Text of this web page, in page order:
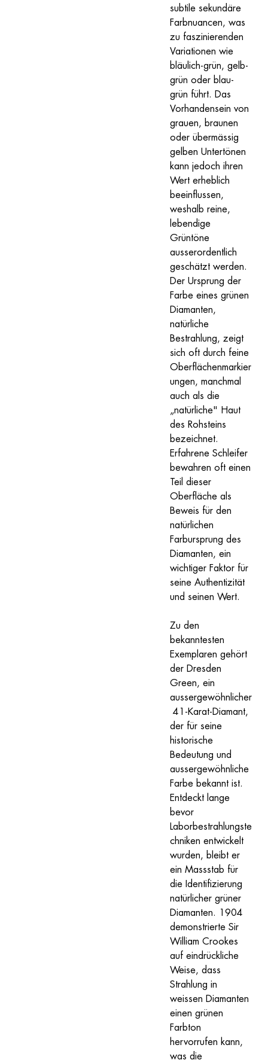
subtile sekundäre
Farbnuancen, was
zu faszinierenden
Variationen wie
bläulich-grün, gelb-
grün oder blau-
grün führt. Das
Vorhandensein von
grauen, braunen
oder übermässig
gelben Untertönen
kann jedoch ihren
Wert erheblich
beeinflussen,
weshalb reine,
lebendige
Grüntöne
ausserordentlich
geschätzt werden.
Der Ursprung der
Farbe eines grünen
Diamanten,
natürliche
Bestrahlung, zeigt
sich oft durch feine
Oberflächenmarkier
ungen, manchmal
auch als die
„natürliche" Haut
des Rohsteins
bezeichnet.
Erfahrene Schleifer
bewahren oft einen
Teil dieser
Oberfläche als
Beweis für den
natürlichen
Farbursprung des
Diamanten, ein
wichtiger Faktor für
seine Authentizität
und seinen Wert.
Zu den
bekanntesten
Exemplaren gehört
der Dresden
Green, ein
aussergewöhnlicher
41-Karat-Diamant,
der für seine
historische
Bedeutung und
aussergewöhnliche
Farbe bekannt ist.
Entdeckt lange
bevor
Laborbestrahlungste
chniken entwickelt
wurden, bleibt er
ein Massstab für
die Identifizierung
natürlicher grüner
Diamanten. 1904
demonstrierte Sir
William Crookes
auf eindrückliche
Weise, dass
Strahlung in
weissen Diamanten
einen grünen
Farbton
hervorrufen kann,
was die